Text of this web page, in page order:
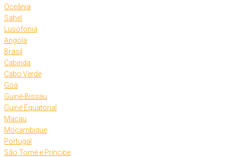
Oceânia
Sahel
Lusofonia
Angola
Brasil
Cabinda
Cabo Verde
Goa
Guiné-Bissau
Guiné Equatorial
Macau
Moçambique
Portugal
São Tomé e Príncipe